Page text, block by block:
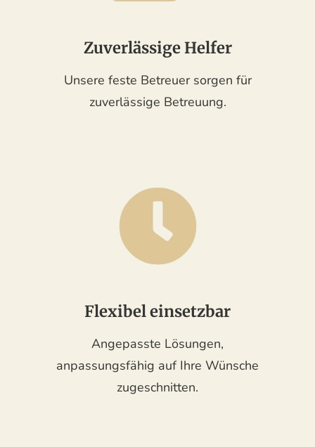
Zuverlässige Helfer
Unsere feste Betreuer sorgen für
zuverlässige Betreuung.
Flexibel einsetzbar
Angepasste Lösungen,
anpassungsfähig auf Ihre Wünsche
zugeschnitten.